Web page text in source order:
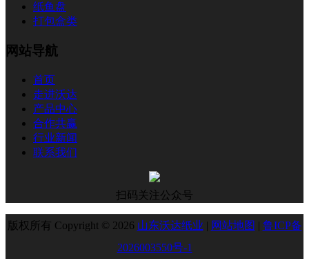
纸鱼盘
打包盒类
网站导航
首页
走进沃达
产品中心
合作共赢
行业新闻
联系我们
扫码关注公众号
版权所有 Copyright © 2026 山东沃达纸业 | 网站地图 | 鲁ICP备
2026003550号-1